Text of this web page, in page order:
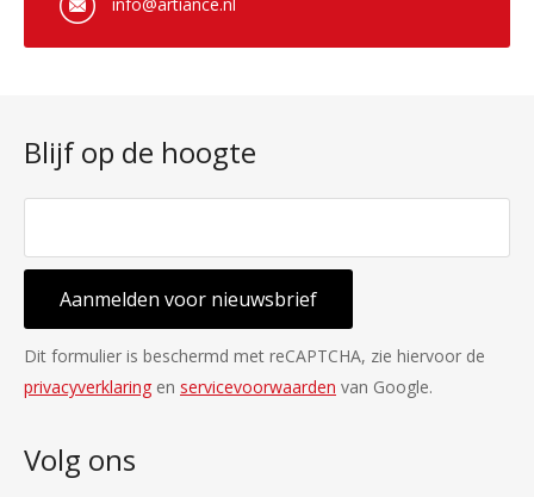
Blijf op de hoogte
Aanmelden voor nieuwsbrief
Dit formulier is beschermd met reCAPTCHA, zie hiervoor de
privacyverklaring en servicevoorwaarden van Google.
Volg ons